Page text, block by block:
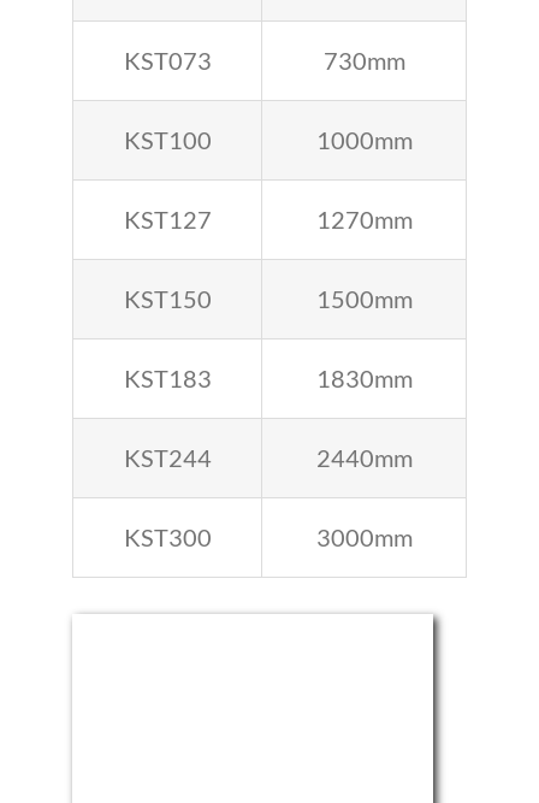
KST073 730mm
KST100 1000mm
KST127 1270mm
KST150 1500mm
KST183 1830mm
KST244 2440mm
KST300 3000mm